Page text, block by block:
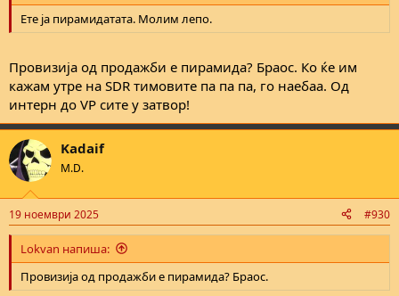
Ете ја пирамидатата. Молим лепо.
Провизија од продажби е пирамида? Браос. Ко ќе им
кажам утре на SDR тимовите па па па, го наебаа. Од
интерн до VP сите у затвор!
Kadaif
M.D.
19 ноември 2025 #930
Lokvan напиша:
Провизија од продажби е пирамида? Браос.